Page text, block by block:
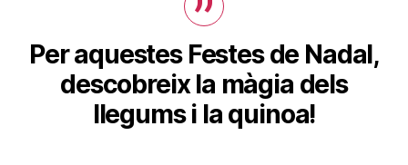
Per aquestes Festes de Nadal,
descobreix la màgia dels
llegums i la quinoa!